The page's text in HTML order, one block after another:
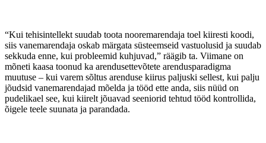
“Kui tehisintellekt suudab toota nooremarendaja toel kiiresti koodi,
siis vanemarendaja oskab märgata süsteemseid vastuolusid ja suudab
sekkuda enne, kui probleemid kuhjuvad,” räägib ta. Viimane on
mõneti kaasa toonud ka arendusettevõtete arendusparadigma
muutuse – kui varem sõltus arenduse kiirus paljuski sellest, kui palju
jõudsid vanemarendajad mõelda ja tööd ette anda, siis nüüd on
pudelikael see, kui kiirelt jõuavad seeniorid tehtud tööd kontrollida,
õigele teele suunata ja parandada.